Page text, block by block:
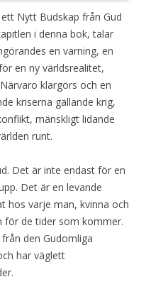
Nytt Budskap från Gud
i denna bok, talar
en varning, en
en ny världsrealitet,
klargörs och en
kriserna gällande krig,
mänskligt lidande
runt.
Det är inte endast för en
Det är en levande
hos varje man, kvinna och
för de tider som kommer.
den Gudomliga
har väglett